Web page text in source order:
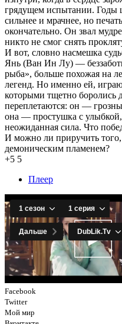
грядущем испытании. Годы
сильнее и мрачнее, но
окончательно. Он звал
никто не смог снять
И вот, словно насмешка
Янь (Ван Ин Лу) —
рыба», больше похожая на
легенд. Но именно ей,
которыми тщетно боролись
переплетаются: он —
она — простушка с улыбкой,
неожиданная сила. Что
И можно ли приручить того,
демоническим пламенем?
+5 5
Плеер
Facebook
Twitter
Мой мир